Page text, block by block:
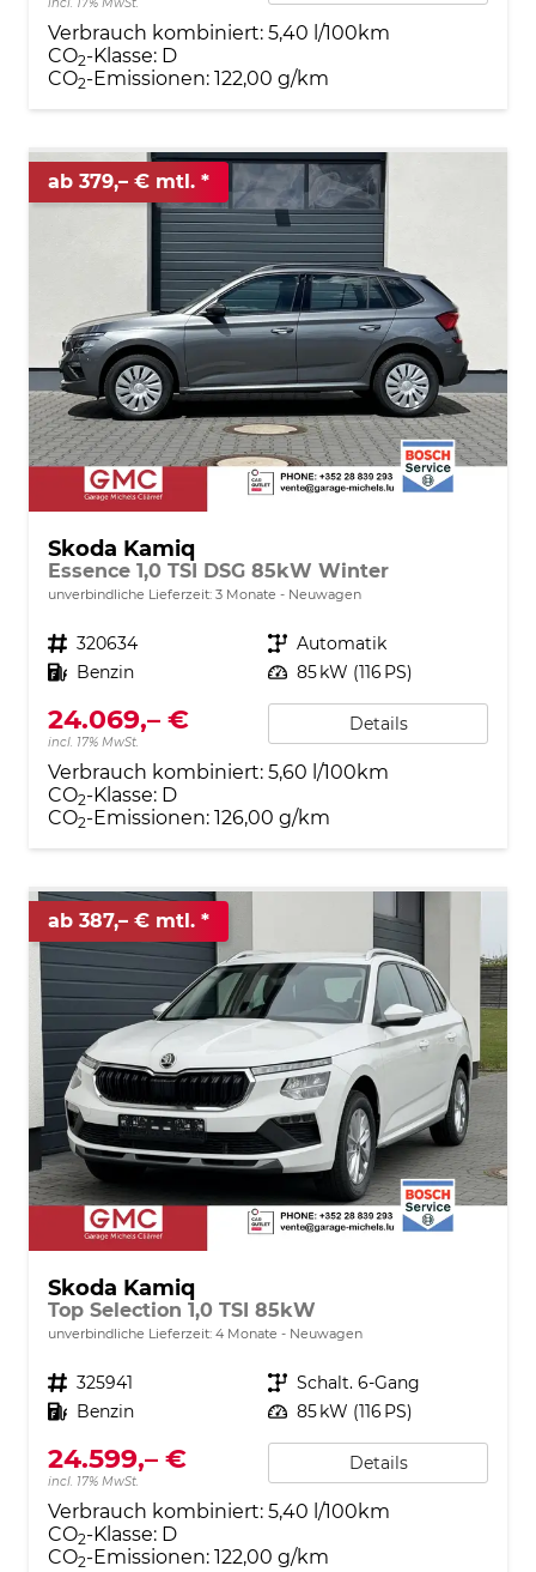
Verbrauch kombiniert: 5,40 l/100km
CO2-Klasse: D
CO2-Emissionen: 122,00 g/km
ab 379,– € mtl.
Skoda Kamiq
Essence 1,0 TSI DSG 85kW Winter
unverbindliche Lieferzeit: 3 Monate Neuwagen
Fahrzeugnr. 320634 Getriebe Automatik
Kraftstoff Benzin Leistung 85 kW (116 PS)
24.069,– €
incl. 17% MwSt.
Details
Verbrauch kombiniert: 5,60 l/100km
CO2-Klasse: D
CO2-Emissionen: 126,00 g/km
ab 387,– € mtl.
Skoda Kamiq
Top Selection 1,0 TSI 85kW
unverbindliche Lieferzeit: 4 Monate Neuwagen
Fahrzeugnr. 325941 Getriebe Schalt. 6-Gang
Kraftstoff Benzin Leistung 85 kW (116 PS)
24.599,– €
incl. 17% MwSt.
Details
Verbrauch kombiniert: 5,40 l/100km
CO2-Klasse: D
CO2-Emissionen: 122,00 g/km